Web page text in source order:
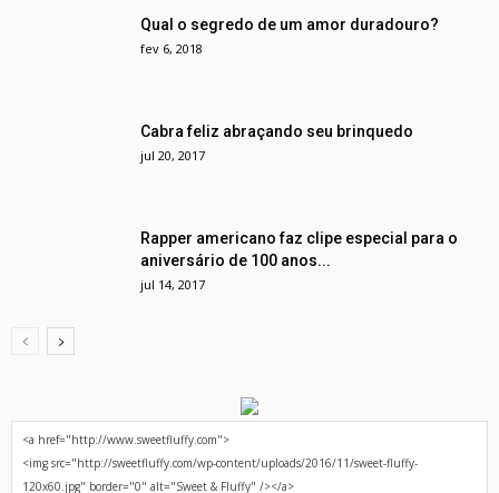
Qual o segredo de um amor duradouro?
fev 6, 2018
Cabra feliz abraçando seu brinquedo
jul 20, 2017
Rapper americano faz clipe especial para o
aniversário de 100 anos...
jul 14, 2017